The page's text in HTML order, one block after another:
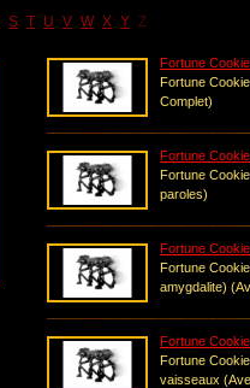
S T U V W X Y Z
Fortune
Fortune
Complet)
Fortune
Fortune
paroles)
Fortune
Fortune
amygdalite)
Fortune
Fortune
vaisseaux